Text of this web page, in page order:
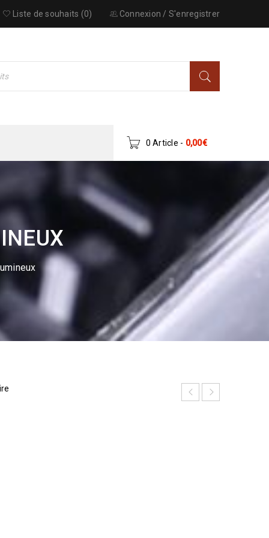
Connexion / S'enregistrer
Liste de souhaits (0)
0 Article - 0,00€